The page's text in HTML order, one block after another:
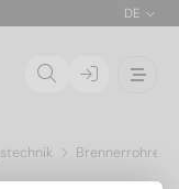
DE
Brennerrohre &